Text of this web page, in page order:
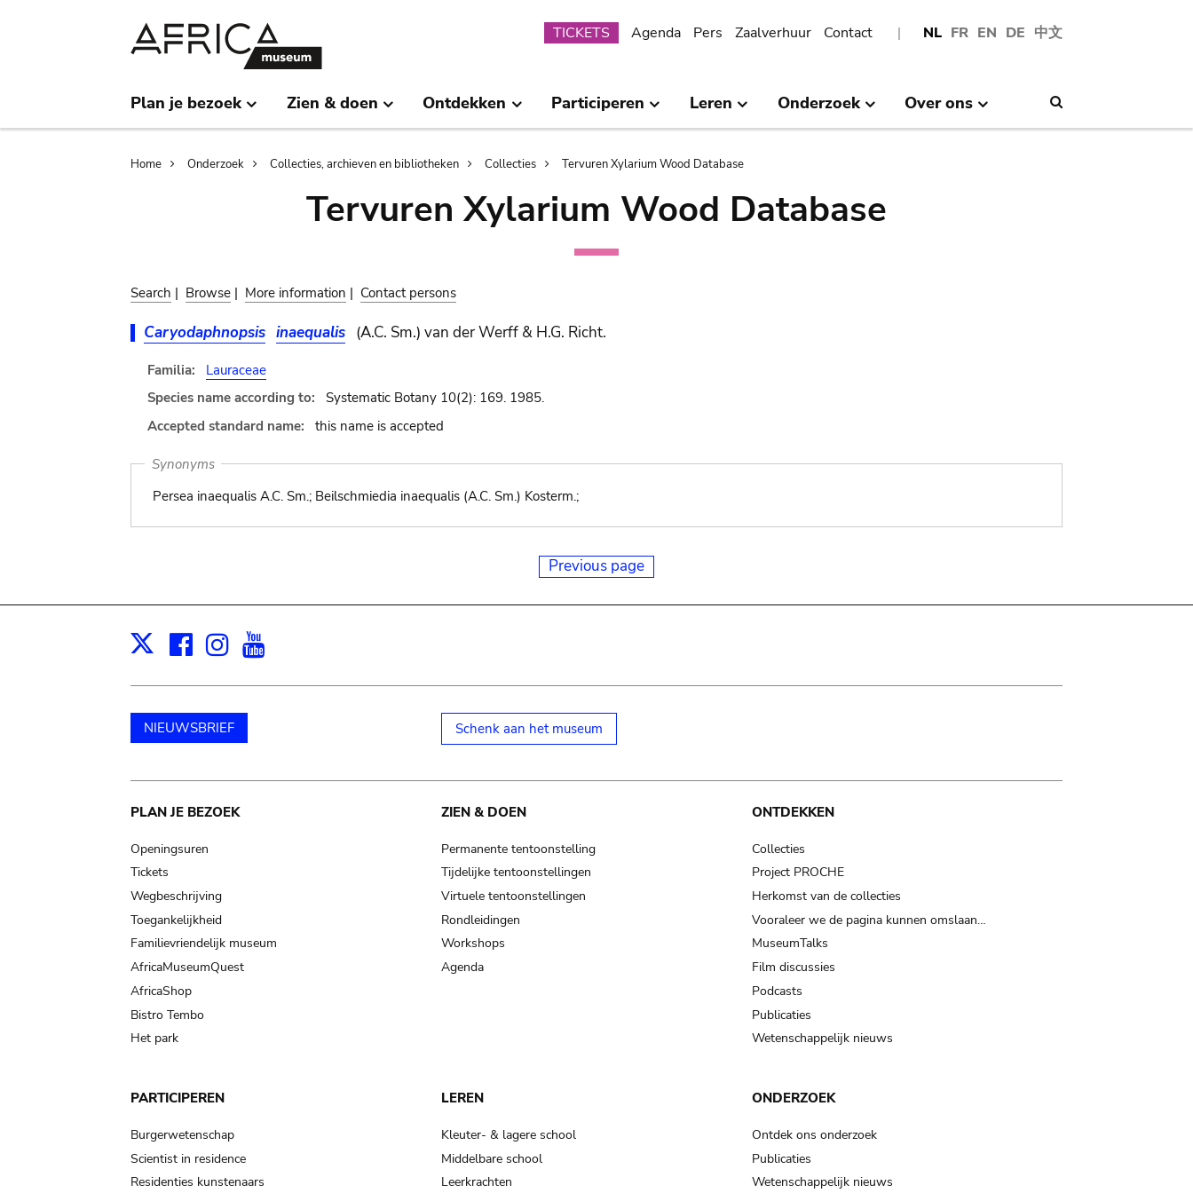
NL FR EN DE 中文
Submenu
TICKETS Agenda Pers Zaalverhuur Contact
Plan je bezoek Zien & doen Ontdekken Participeren Leren Onderzoek Over ons
Breadcrumb
Home Onderzoek Collecties, archieven en bibliotheken Collecties Tervuren Xylarium Wood Database
Tervuren Xylarium Wood Database
Search | Browse | More information | Contact persons
Caryodaphnopsis inaequalis (A.C. Sm.) van der Werff & H.G. Richt.
Familia:
Lauraceae
Species name according to:
Systematic Botany 10(2): 169. 1985.
Accepted standard name:
this name is accepted
Synonyms
Persea inaequalis A.C. Sm.; Beilschmiedia inaequalis (A.C. Sm.) Kosterm.;
Previous page
X Facebook
Instagram
NIEUWSBRIEF Schenk aan het museum
Main
navigation
PLAN JE BEZOEK
Openingsuren
Tickets
Wegbeschrijving
Toegankelijkheid
Familievriendelijk museum
AfricaMuseumQuest
AfricaShop
Bistro Tembo
Het park
ZIEN & DOEN
Permanente tentoonstelling
Tijdelijke tentoonstellingen
Virtuele tentoonstellingen
Rondleidingen
Workshops
Agenda
ONTDEKKEN
Collecties
Project PROCHE
Herkomst van de collecties
Vooraleer we de pagina kunnen omslaan…
MuseumTalks
Film discussies
Podcasts
Publicaties
Wetenschappelijk nieuws
PARTICIPEREN
Burgerwetenschap
Scientist in residence
Residenties kunstenaars
LEREN
Kleuter- & lagere school
Middelbare school
Leerkrachten
ONDERZOEK
Ontdek ons onderzoek
Publicaties
Wetenschappelijk nieuws